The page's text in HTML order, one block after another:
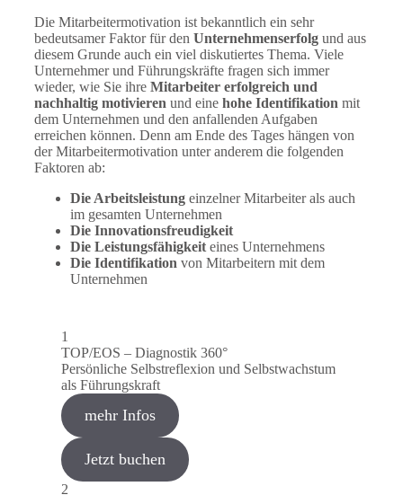
Die Mitarbeitermotivation ist bekanntlich ein sehr
bedeutsamer Faktor für den Unternehmenserfolg und aus
diesem Grunde auch ein viel diskutiertes Thema. Viele
Unternehmer und Führungskräfte fragen sich immer
wieder, wie Sie ihre Mitarbeiter erfolgreich und
nachhaltig motivieren und eine hohe Identifikation mit
dem Unternehmen und den anfallenden Aufgaben
erreichen können. Denn am Ende des Tages hängen von
der Mitarbeitermotivation unter anderem die folgenden
Faktoren ab:
Die Arbeitsleistung einzelner Mitarbeiter als auch
im gesamten Unternehmen
Die Innovationsfreudigkeit
Die Leistungsfähigkeit eines Unternehmens
Die Identifikation von Mitarbeitern mit dem
Unternehmen
1
TOP/EOS – Diagnostik 360°
Persönliche Selbstreflexion und Selbstwachstum
als Führungskraft
mehr Infos
Jetzt buchen
2